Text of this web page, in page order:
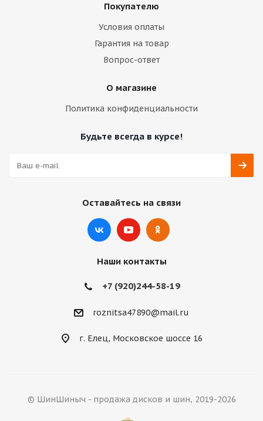
Покупателю
Условия оплаты
Гарантия на товар
Вопрос-ответ
О магазине
Политика конфиденциальности
Будьте всегда в курсе!
Оставайтесь на связи
Наши контакты
+7 (920)244-58-19
roznitsa47890@mail.ru
г. Елец, Московское шоссе 16
© ШинШиныч - продажа дисков и шин, 2019-2026